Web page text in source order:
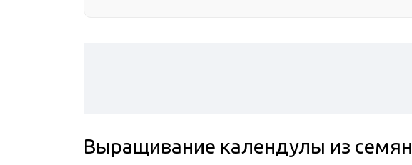
Выращивание календулы из семян